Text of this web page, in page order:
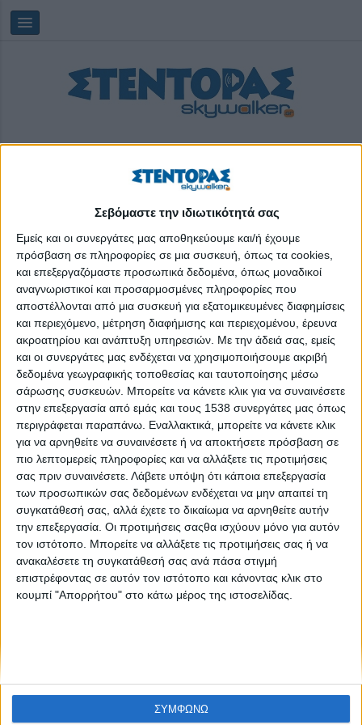
Σεβόμαστε την ιδιωτικότητά σας
Εμείς και οι συνεργάτες μας αποθηκεύουμε και/ή έχουμε
πρόσβαση σε πληροφορίες σε μια συσκευή, όπως τα cookies,
και επεξεργαζόμαστε προσωπικά δεδομένα, όπως μοναδικοί
αναγνωριστικοί και προσαρμοσμένες πληροφορίες που
αποστέλλονται από μια συσκευή για εξατομικευμένες διαφημίσεις
και περιεχόμενο, μέτρηση διαφήμισης και περιεχομένου, έρευνα
ακροατηρίου και ανάπτυξη υπηρεσιών. Με την άδειά σας, εμείς
και οι συνεργάτες μας ενδέχεται να χρησιμοποιήσουμε ακριβή
δεδομένα γεωγραφικής τοποθεσίας και ταυτοποίησης μέσω
σάρωσης συσκευών. Μπορείτε να κάνετε κλικ για να συναινέσετε
στην επεξεργασία από εμάς και τους 1538 συνεργάτες μας όπως
περιγράφεται παραπάνω. Εναλλακτικά, μπορείτε να κάνετε κλικ
για να αρνηθείτε να συναινέσετε ή να αποκτήσετε πρόσβαση σε
πιο λεπτομερείς πληροφορίες και να αλλάξετε τις προτιμήσεις
σας πριν συναινέσετε. Λάβετε υπόψη ότι κάποια επεξεργασία
των προσωπικών σας δεδομένων ενδέχεται να μην απαιτεί τη
συγκατάθεσή σας, αλλά έχετε το δικαίωμα να αρνηθείτε αυτήν
την επεξεργασία. Οι προτιμήσεις σαςθα ισχύουν μόνο για αυτόν
τον ιστότοπο. Μπορείτε να αλλάξετε τις προτιμήσεις σας ή να
ανακαλέσετε τη συγκατάθεσή σας ανά πάσα στιγμή
επιστρέφοντας σε αυτόν τον ιστότοπο και κάνοντας κλικ στο
κουμπί "Απορρήτου" στο κάτω μέρος της ιστοσελίδας.
ΣΥΜΦΩΝΩ
Πέμπτη, 06/08/202614:08:08
Δομή Σάμου
Like like, αρ. φύλλου 35
None feed
CONNECT